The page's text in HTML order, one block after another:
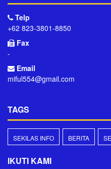
Telp
+62 823-3801-8850
Fax
-
Email
miful554@gmail.com
TAGS
SEKILAS INFO BERITA
IKUTI KAMI